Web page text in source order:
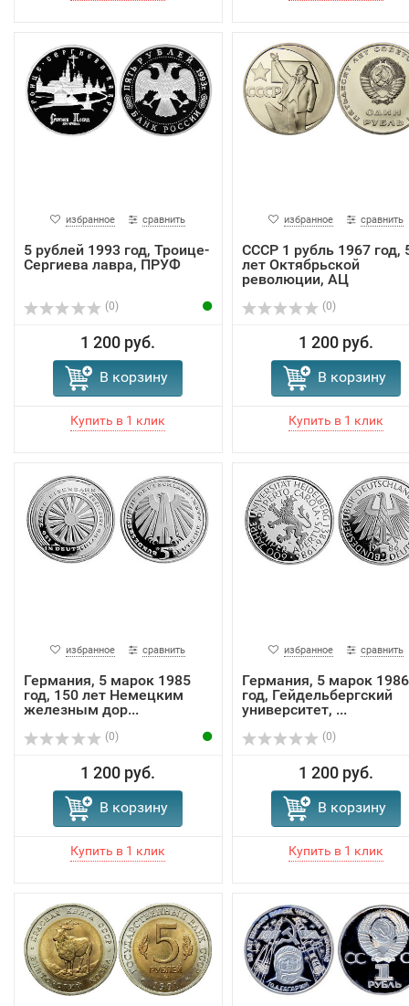
избранное сравнить
5 рублей 1993 год, Троице-
Сергиева лавра, ПРУФ
(0)
1 200 руб.
В корзину
избранное сравнить
СССР 1 рубль 1967 год,
лет Октябрьской
революции, АЦ
(0)
1 200 руб.
В корзину
избранное сравнить
Германия, 5 марок 1985
год, 150 лет Немецким
железным дор...
(0)
1 200 руб.
В корзину
избранное сравнить
Германия, 5 марок 1986
год, Гейдельбергский
университет, ...
(0)
1 200 руб.
В корзину